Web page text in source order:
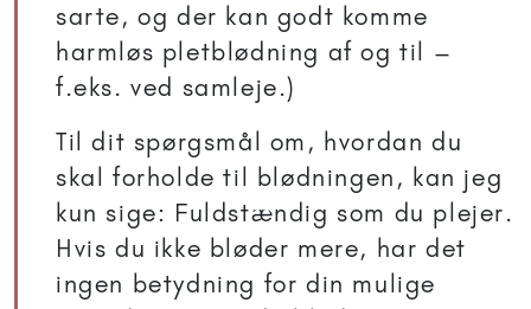
sarte, og der kan godt komme
harmløs pletblødning af og til –
f.eks. ved samleje.)
Til dit spørgsmål om, hvordan du
skal forholde til blødningen, kan jeg
kun sige: Fuldstændig som du plejer.
Hvis du ikke bløder mere, har det
ingen betydning for din mulige